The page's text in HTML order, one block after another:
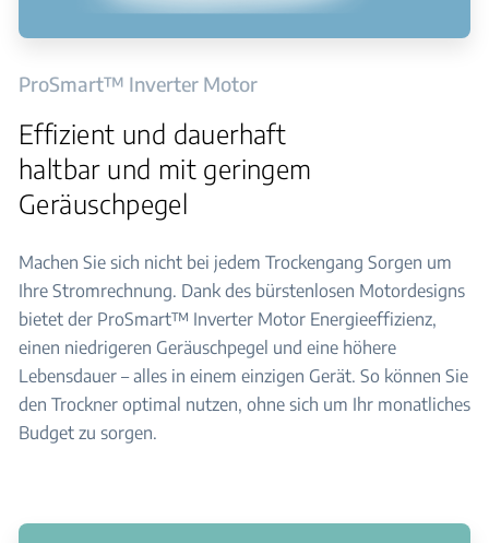
ProSmart™ Inverter Motor
Effizient und dauerhaft
haltbar und mit geringem
Geräuschpegel
Machen Sie sich nicht bei jedem Trockengang Sorgen um
Ihre Stromrechnung. Dank des bürstenlosen Motordesigns
bietet der ProSmart™ Inverter Motor Energieeffizienz,
einen niedrigeren Geräuschpegel und eine höhere
Lebensdauer – alles in einem einzigen Gerät. So können Sie
den Trockner optimal nutzen, ohne sich um Ihr monatliches
Budget zu sorgen.